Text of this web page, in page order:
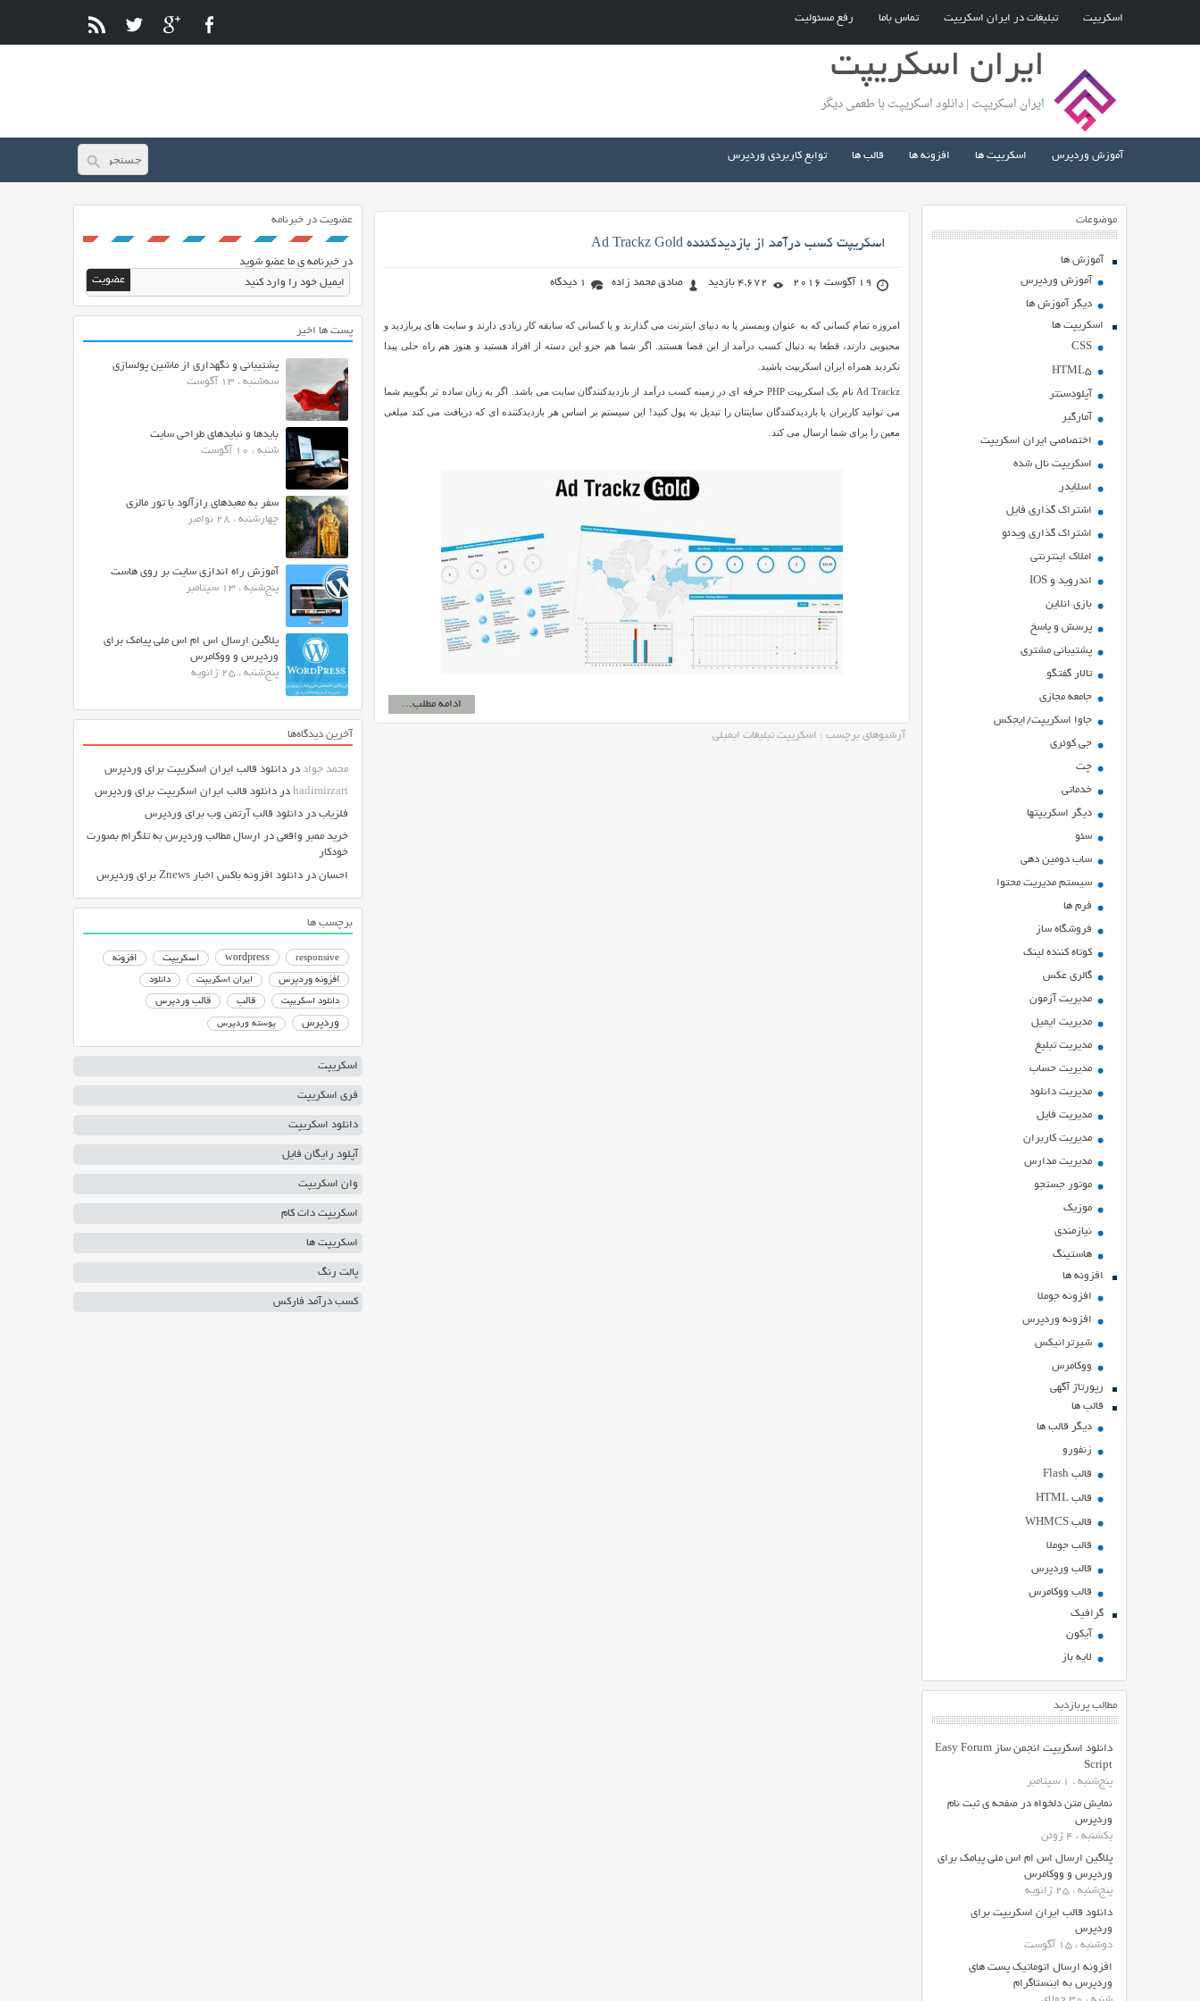
اسکریپت تبلیغات در ایران اسکریپت تماس باما رفع مسئولیت
ایران اسکریپت
ایران اسکریپت | دانلود اسکریپت با طعمی دیگر
آموزش وردپرس اسکریپت ها افزونه ها قالب ها توابع کاربردی وردپرس
موضوعات
آموزش ها
آموزش وردپرس
دیگر آموزش ها
اسکریپت ها
CSS
HTML5
آپلودسنتر
آمارگیر
اختصاصی ایران اسکریپت
اسکریپت نال شده
اسلایدر
اشتراك گذاري فايل
اشتراک گذاری ویدئو
املاک اینترنتی
اندروید و IOS
بازي انلاين
پرسش و پاسخ
پشتیبانی مشتری
تالار گفتگو
جامعه مجازی
جاوا اسکریپت/ایجکس
جی کوئری
چت
خدماتی
ديگر اسكريپتها
سئو
ساب دومین دهی
سیستم مدیریت محتوا
فرم ها
فروشگاه ساز
کوتاه کننده لینک
گالری عکس
مدیریت آزمون
مدیریت ایمیل
مدیریت تبلیغ
مدیریت حساب
مدیریت دانلود
مدیریت فایل
مدیریت کاربران
مدیریت مدارس
موتور جستجو
موزیک
نیازمندی
هاستينگ
افزونه ها
افزونه جوملا
افزونه وردپرس
شیرترانیکس
ووکامرس
رپورتاژ آگهی
قالب ها
دیگر قالب ها
زنفورو
قالب Flash
قالب HTML
قالب WHMCS
قالب جوملا
قالب وردپرس
قالب ووکامرس
گرافیک
آیکون
لایه باز
مطالب پربازدید
دانلود اسکریپت انجمن ساز Easy Forum
Script
پنج‌شنبه ، 1 سپتامبر
نمایش متن دلخواه در صفحه ی ثبت نام
وردپرس
یکشنبه ، 4 ژوئن
پلاگین ارسال اس ام اس ملی پیامک برای
وردپرس و ووکامرس
پنج‌شنبه ، 25 ژانویه
دانلود قالب ایران اسکریپت برای
وردپرس
دوشنبه ، 15 آگوست
افزونه ارسال اتوماتیک پست های
وردپرس به اینستاگرام
اسکریپت کسب درآمد از بازدیدکننده Ad Trackz Gold
19 آگوست 2016 4,672 بازدید صادق محمد زاده 1 دیدگاه
امروزه تمام کسانی که به عنوان وبمستر پا به دنیای اینترنت می گذارند و یا کسانی که سابقه کار زیادی دارند و سایت های پربازدید و
محبوبی دارند، قطعا به دنبال کسب درآمد از این فضا هستند. اگر شما هم جزو این دسته از افراد هستید و هنوز هم راه حلی پیدا
نکردید همراه ایران اسکریپت باشید.
Ad Trackz نام یک اسکریپت PHP حرفه ای در زمینه کسب درآمد از بازدیدکنندگان سایت می باشد. اگر به زبان ساده تر بگوییم شما
می توانید کاربران یا بازدیدکنندگان سایتتان را تبدیل به پول کنید! این سیستم بر اساس هر بازدیدکننده ای که دریافت می کند مبلغی
معین را برای شما ارسال می کند.
ادامه مطلب...
آرشیوهای برچسب : اسکریپت تبلیغات ایمیلی
عضویت در خبرنامه
در خبرنامه ی ما عضو شوید
پست ها اخیر
پشتیبانی و نگهداری از ماشین پولسازی
سه‌شنبه ، 13 آگوست
بایدها و نبایدهای طراحی سایت
شنبه ، 10 آگوست
سفر به معبدهای رازآلود با تور مالزی
چهارشنبه ، 28 نوامبر
آموزش راه اندازی سایت بر روی هاست
پنج‌شنبه ، 13 سپتامبر
پلاگین ارسال اس ام اس ملی پیامک برای
وردپرس و ووکامرس
پنج‌شنبه ، 25 ژانویه
آخرین دیدگاه‌ها
محمد جواد در دانلود قالب ایران اسکریپت برای وردپرس
hadimirzari در دانلود قالب ایران اسکریپت برای وردپرس
فلزیاب در دانلود قالب آرتمن وب برای وردپرس
خرید ممبر واقعی در ارسال مطالب وردپرس به تلگرام بصورت
خودکار
احسان در دانلود افزونه باکس اخبار Znews برای وردپرس
برچسب ها
responsive
wordpress اسکریپت
افزونه
افزونه وردپرس
ایران اسکریپت دانلود
دانلود اسکریپت قالب قالب وردپرس
وردپرس پوسته وردپرس
اسکریپت
فری اسکریپت
دانلود اسکریپت
آپلود رایگان فایل
وان اسکریپت
اسکریپت دات کام
اسکریپت ها
پالت رنگ
کسب درآمد فارکس